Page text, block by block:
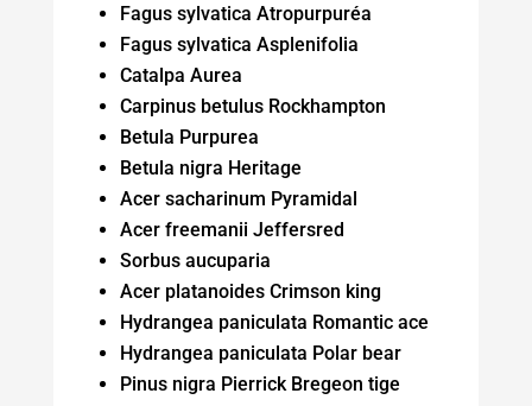
Fagus sylvatica Atropurpuréa
Fagus sylvatica Asplenifolia
Catalpa Aurea
Carpinus betulus Rockhampton
Betula Purpurea
Betula nigra Heritage
Acer sacharinum Pyramidal
Acer freemanii Jeffersred
Sorbus aucuparia
Acer platanoides Crimson king
Hydrangea paniculata Romantic ace
Hydrangea paniculata Polar bear
Pinus nigra Pierrick Bregeon tige